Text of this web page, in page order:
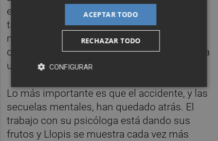
en la siguiente carrera, este lunes por la
tarde, el pupilo de Toni Puig intentará
mejorar su marca personal (13.30) y
quedarse lo más cerca de la final. Pasar sería
una proeza.
Lo más importante es que el accidente, y las
secuelas mentales, han quedado atrás. El
trabajo con su psicóloga está dando sus
frutos y Llopis se muestra cada vez más
ACEPTAR TODO
RECHAZAR TODO
CONFIGURAR